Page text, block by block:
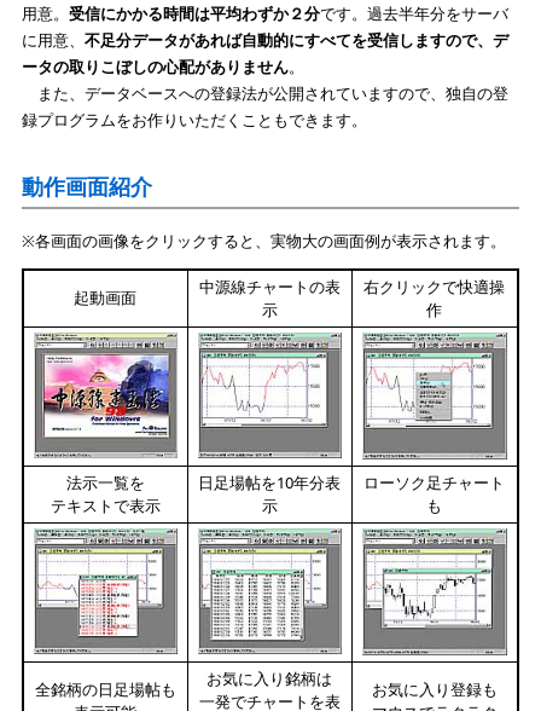
用意。 受信にかかる時間は平均わずか２分です。過去半年分をサーバ
に用意、 不足分データがあれば自動的にすべてを受信しますので、デ
ータの取りこぼしの心配がありません。
また、データベースへの登録法が公開されていますので、独自の登
録プログラムをお作りいただくこともできます。
動作画面紹介
※各画面の画像をクリックすると、実物大の画面例が表示されます。
起動画面
中源線チャートの表
示
右クリックで快適操
作
法示一覧を
テキストで表示
日足場帖を10年分表
示
ローソク足チャート
も
全銘柄の日足場帖も
お気に入り銘柄は
一発でチャートを表
お気に入り登録も